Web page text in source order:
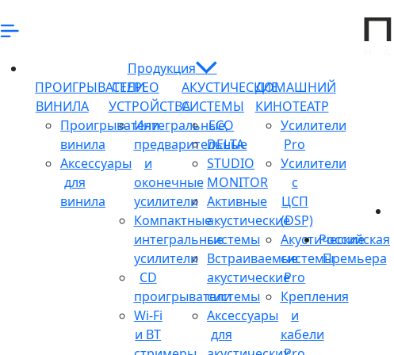
Продукция
ПРОИГРЫВАТЕЛИ
ВИНИЛА
Проигрыватели
винила
Аксессуары
для
винила
СТЕРЕО
УСТРОЙСТВА
Интегральные,
предварительные
и
оконечные
усилители
Компактные
интегральные
усилители
CD
проигрыватели
Wi-Fi
и BT
АКУСТИЧЕСКИЕ
СИСТЕМЫ
ECO
DELTA
STUDIO
MONITOR
Активные
акустические
системы
Встраиваемые
акустические
системы
Аксессуары
для
ДОМАШНИЙ
КИНОТЕАТР
Усилители
Pro
Усилители
с
ЦСП
(DSP)
Акустические
системы
Pro
Крепления
и
кабели
Российская
Премьера